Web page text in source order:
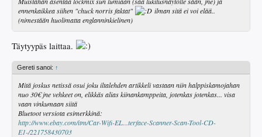
ennenkaikkea siihen "chuck norris faktat"
ilman sitä ei voi elää..
(nimestään huolimatta englanninkielinen)
Täytyypäs laittaa.
Gereti sanoi: ↑
Mitä joskus netissä osui joku iltalehden artikkeli vastaan niin halppiskamojahan
nuo 30€ jne vehkeet on, elikkäs alias kiinankamppeita, jotenkas jotenkas... visa
vaan vinkumaan siitä
Bluetoot versiota esimerkkinä:
http://www.ebay.com/itm/Car-Wifi-EL...terface-Scanner-Scan-Tool-CD-
E1-/221758430703